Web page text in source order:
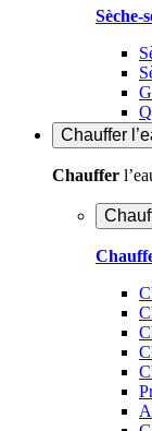
Sèche-
Chauffer
Chauffer